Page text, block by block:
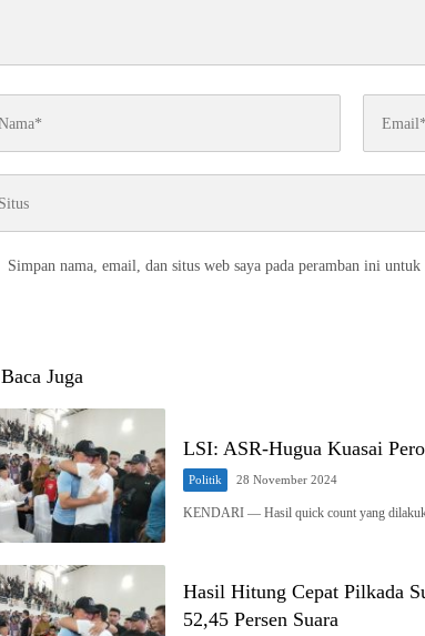
Simpan nama, email, dan situs web saya pada peramban ini
Baca Juga
LSI: ASR-Hugua Kuasai
Politik 28 November 2024
KENDARI — Hasil quick count yang
Hasil Hitung Cepat Pilkada
52,45 Persen Suara